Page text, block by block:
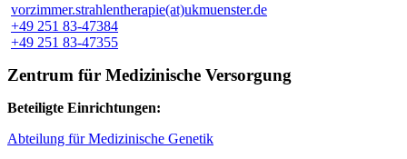
vorzimmer.strahlentherapie(at)ukmuenster.de
+49 251 83-47384
+49 251 83-47355
Zentrum für Medizinische Versorgung
Beteiligte Einrichtungen:
Abteilung für Medizinische Genetik